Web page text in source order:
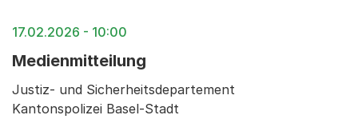
17.02.2026 - 10:00
Medienmitteilung
Justiz- und Sicherheitsdepartement
Kantonspolizei Basel-Stadt